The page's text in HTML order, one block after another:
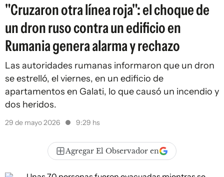
"Cruzaron otra línea roja": el choque de
un dron ruso contra un edificio en
Rumania genera alarma y rechazo
Las autoridades rumanas informaron que un dron
se estrelló, el viernes, en un edificio de
apartamentos en Galati, lo que causó un incendio y
dos heridos.
29 de mayo 2026 9:29 hs
Agregar El Observador en